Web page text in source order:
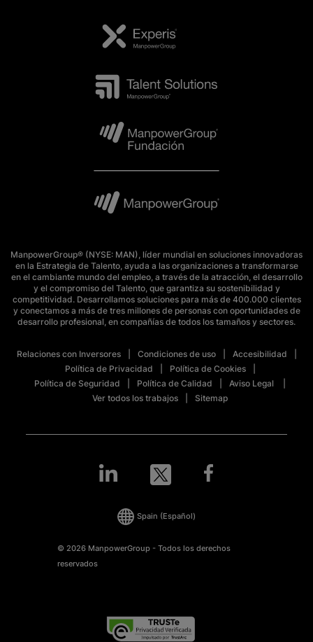
ManpowerGroup® (NYSE: MAN), líder mundial en soluciones innovadoras
en la Estrategia de Talento, ayuda a las organizaciones a transformarse
en el cambiante mundo del empleo, a través de la atracción, el desarrollo
y el compromiso del Talento, que garantiza su sostenibilidad y
competitividad. Desarrollamos soluciones para más de 400.000 clientes
y conectamos a más de tres millones de personas con oportunidades de
desarrollo profesional, en compañías de todos los tamaños y sectores.
Relaciones con Inversores Condiciones de uso
Accesibilidad
Política de Privacidad
Política de Cookies
Política de Seguridad
Política de Calidad
Aviso Legal
Ver todos los trabajos
Sitemap
© 2026 ManpowerGroup - Todos los derechos
reservados
Spain (Español)